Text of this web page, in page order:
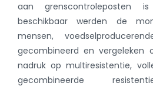
aan grenscontroleposten
beschikbaar werden de
mensen,
gecombineerd en vergeleken
nadruk op multiresistentie,
gecombineerde